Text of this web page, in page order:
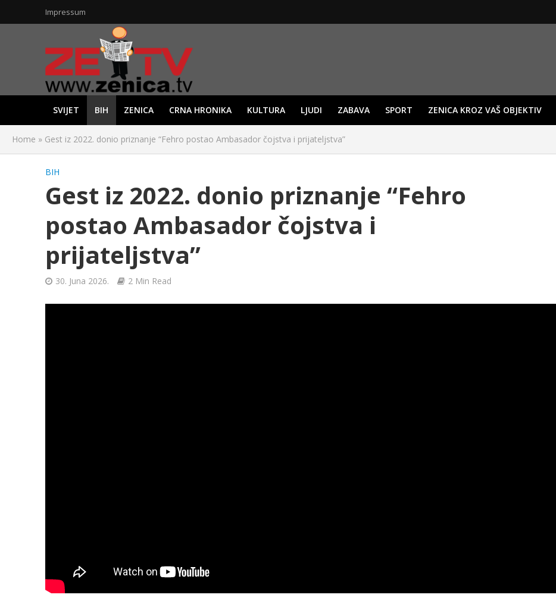
Impressum
SVIJET BIH ZENICA CRNA HRONIKA KULTURA LJUDI ZABAVA SPORT ZENICA KROZ VAŠ OBJEKTIV
Home » Gest iz 2022. donio priznanje “Fehro postao Ambasador čojstva i prijateljstva”
BIH
Gest iz 2022. donio priznanje “Fehro
postao Ambasador čojstva i
prijateljstva”
30. Juna 2026. 2 Min Read